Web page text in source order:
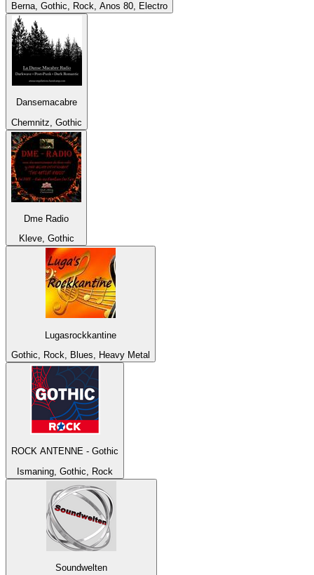
Berna, Gothic, Rock, Anos 80, Electro
Dansemacabre
Chemnitz, Gothic
Dme Radio
Kleve, Gothic
Lugasrockkantine
Gothic, Rock, Blues, Heavy Metal
ROCK ANTENNE - Gothic
Ismaning, Gothic, Rock
Soundwelten